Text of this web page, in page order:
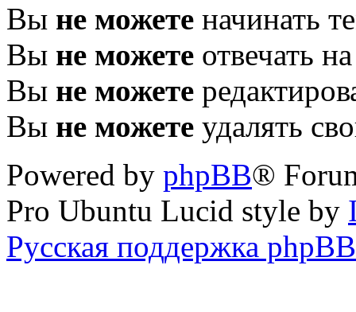
Вы не можете начинать
Вы не можете отвечать
Вы не можете
Вы не можете удалять
Powered by phpBB®
Pro Ubuntu Lucid style by
Русская поддержка phpBB